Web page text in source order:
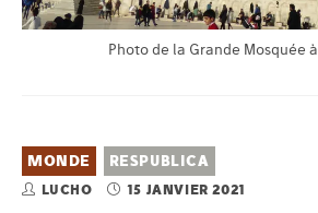
Photo de la Grande Mosquée
MONDE RESPUBLICA
LUCHO 15 JANVIER 2021